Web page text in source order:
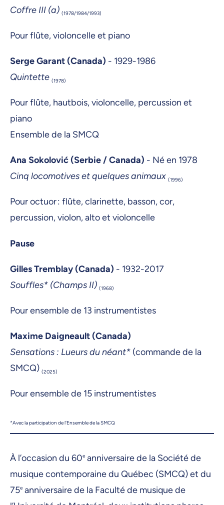
Coffre III (a) (1978/1984/1993)
Pour flûte, violoncelle et piano
Serge Garant (Canada) - 1929-1986
Quintette (1978)
Pour flûte, hautbois, violoncelle, percussion et
piano
Ensemble de la SMCQ
Ana Sokolović (Serbie / Canada) - Né en 1978
Cinq locomotives et quelques animaux (1996)
Pour octuor : flûte, clarinette, basson, cor,
percussion, violon, alto et violoncelle
Pause
Gilles Tremblay (Canada) - 1932-2017
Souffles* (Champs II) (1968)
Pour ensemble de 13 instrumentistes
Maxime Daigneault (Canada)
Sensations : Lueurs du néant* (commande de la
SMCQ) (2025)
Pour ensemble de 15 instrumentistes
*Avec la participation de l'Ensemble de la SMCQ
À l’occasion du 60e anniversaire de la Société de
musique contemporaine du Québec (SMCQ) et du
75e anniversaire de la Faculté de musique de